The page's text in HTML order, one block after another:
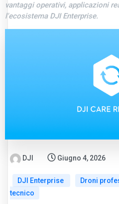
vantaggi operativi, applicazioni
l'ecosistema DJI Enterprise.
DJI Giugno 4, 2026
DJI Enterprise Droni
tecnico